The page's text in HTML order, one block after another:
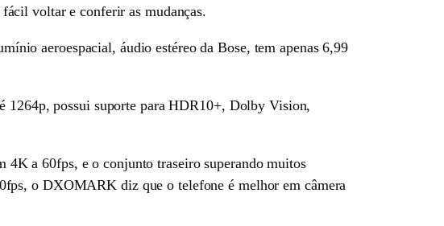
voltar e conferir as mudanças.
aeroespacial, áudio estéreo da Bose, tem apenas 6,99
1264p, possui suporte para HDR10+, Dolby Vision,
4K a 60fps, e o conjunto traseiro superando muitos
o DXOMARK diz que o telefone é melhor em câmera